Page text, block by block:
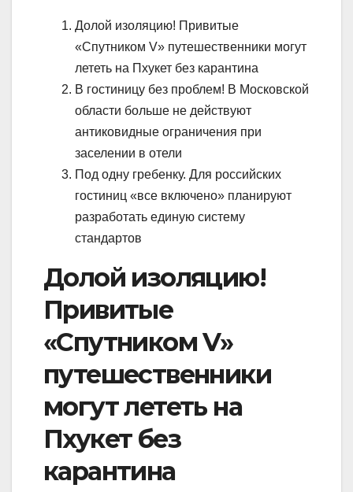
Долой изоляцию! Привитые
«Спутником V» путешественники могут
лететь на Пхукет без карантина
В гостиницу без проблем! В Московской
области больше не действуют
антиковидные ограничения при
заселении в отели
Под одну гребенку. Для российских
гостиниц «все включено» планируют
разработать единую систему
стандартов
Долой изоляцию!
Привитые
«Спутником V»
путешественники
могут лететь на
Пхукет без
карантина